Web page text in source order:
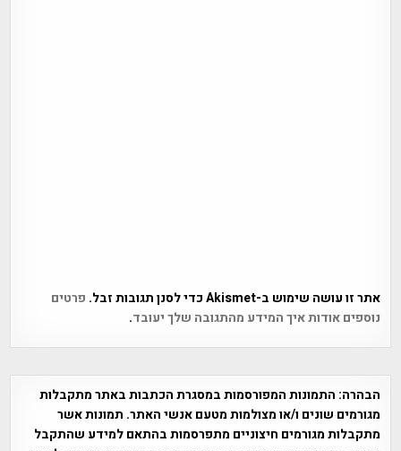
אתר זו עושה שימוש ב-Akismet כדי לסנן תגובות זבל.
פרטים
נוספים אודות איך המידע מהתגובה שלך יעובד.
הבהרה: התמונות המפורסמות במסגרת הכתבות באתר מתקבלות
מגורמים שונים ו/או מצולמות מטעם אנשי האתר. תמונות אשר
מתקבלות מגורמים חיצוניים מתפרסמות בהתאם למידע שהתקבל